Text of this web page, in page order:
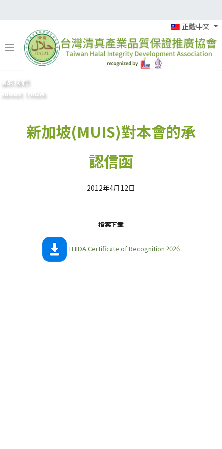
正體中文
關於我們
About THIDA
新加坡(MUIS)對本會的承
認信函
2012年4月12日
檔案下載
THIDA Certificate of Recognition 2026